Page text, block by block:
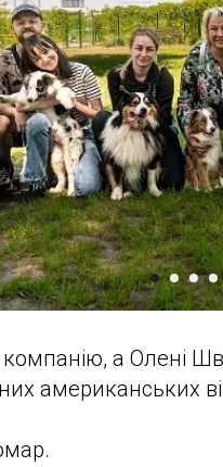
а Олені
американських